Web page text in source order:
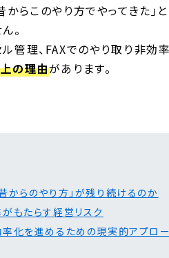
からこのやり方でやってきた
。
管理、FAXでのやり取り――非
の理由があります。
からのやり方」が残り続けるのか
もたらす経営リスク
化を進めるための現実的アプロ